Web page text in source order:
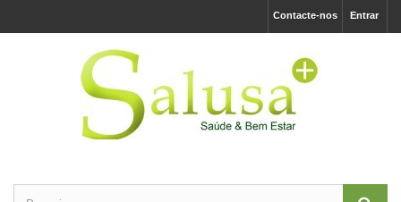
Entrar
Contacte-nos